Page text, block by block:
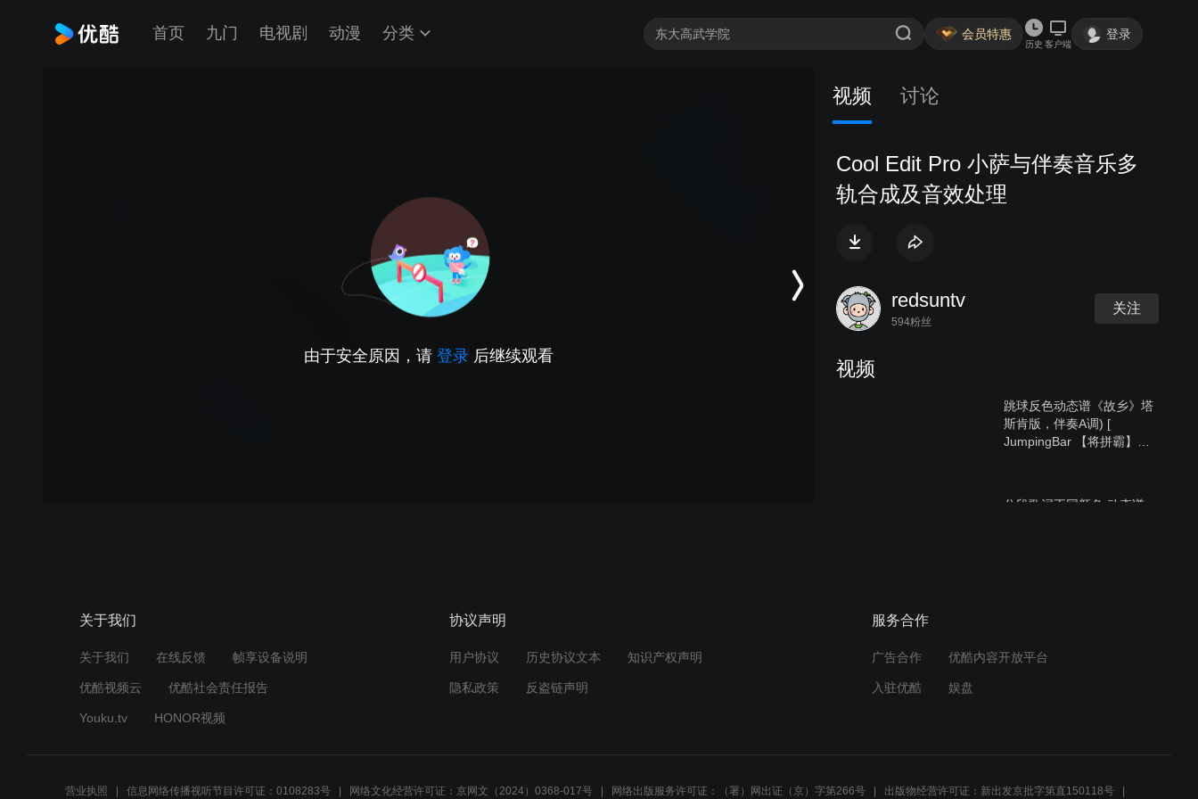
首页 九门 电视剧 动漫 分类 会员特惠
历史 客户端
登录
由于安全原因，请 登录 后继续观看
视频 讨论
Cool Edit Pro 小萨与伴奏音乐多
轨合成及音效处理
redsuntv
594粉丝
关注
视频
跳球反色动态谱《故乡》塔
斯肯版，伴奏A调) [
JumpingBar 【将拼霸】动
分段歌词不同颜色 动态谱：
动态谱
关于我们
关于我们 在线反馈 帧享设备说明
优酷视频云 优酷社会责任报告
Youku.tv HONOR视频
协议声明
用户协议 历史协议文本 知识产权声明
隐私政策 反盗链声明
服务合作
广告合作 优酷内容开放平台
入驻优酷 娱盘
营业执照 信息网络传播视听节目许可证：0108283号 网络文化经营许可证：京网文（2024）0368-017号 网络出版服务许可证：（署）网出证（京）字第266号 出版物经营许可证：新出发京批字第直150118号